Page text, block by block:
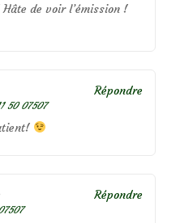
de voir l’émission !
50 07507
Répondre
Répondre